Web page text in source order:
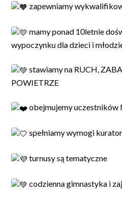
zapewniamy
mamy ponad 10letnie
wypoczynku dla dzieci i
stawiamy na RUCH,
POWIETRZE
obejmujemy uczestników
spełniamy wymogi
turnusy są tematyczne
codzienna gimnastyka i